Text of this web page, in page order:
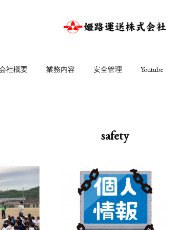
社概要 業務内容 安全管理 Youtube
safety